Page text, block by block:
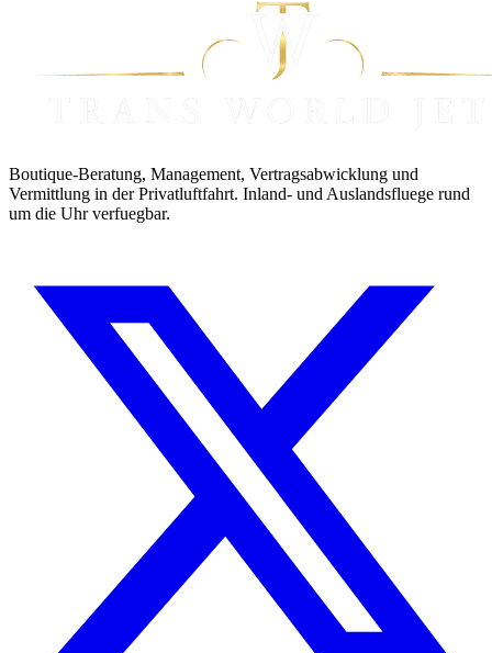
Boutique-Beratung, Management, Vertragsabwicklung und
Vermittlung in der Privatluftfahrt. Inland- und Auslandsfluege rund
um die Uhr verfuegbar.